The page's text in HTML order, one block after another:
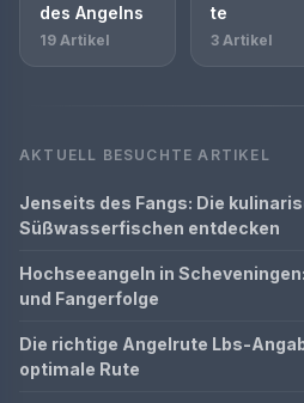
des Angelns
19 Artikel
te
3 Artikel
AKTUELL BESUCHTE ARTIKEL
Jenseits des Fangs: Die
Süßwasserfischen entdecken
Hochseeangeln in
und Fangerfolge
Die richtige Angelrute Lbs-
optimale Rute